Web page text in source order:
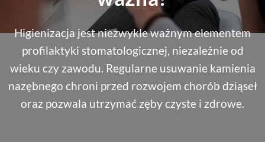
Higienizacja jest niezwykle ważnym elementem
profilaktyki stomatologicznej, niezależnie od
wieku czy zawodu. Regularne usuwanie kamienia
nazębnego chroni przed rozwojem chorób dziąseł
oraz pozwala utrzymać zęby czyste i zdrowe.